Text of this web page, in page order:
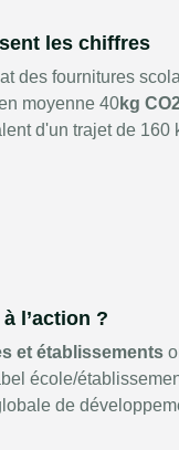
les chiffres
des fournitures
moyenne 40kg
d'un trajet de 160
l’action ?
et établissements
école/
de